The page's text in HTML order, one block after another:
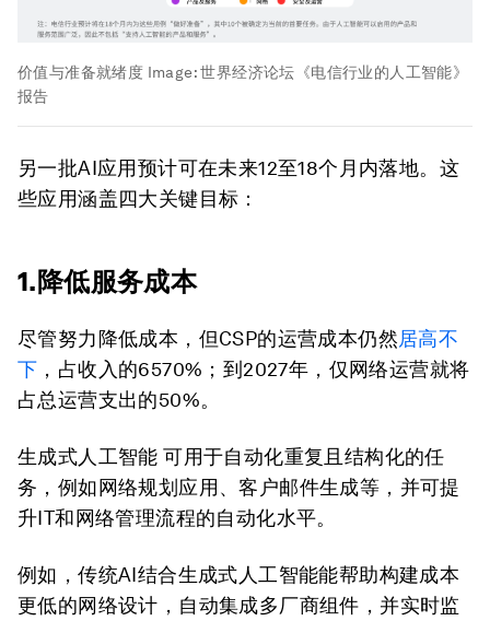
价值与准备就绪度 Image:世界经济论坛《电信行业的人工智能》
报告
另一批AI应用预计可在未来12至18个月内落地。这
些应用涵盖四大关键目标：
1.降低服务成本
尽管努力降低成本，但CSP的运营成本仍然居高不
下 ，占收入的6570%；到2027年，仅网络运营就将
占总运营支出的50%。
生成式人工智能 可用于自动化重复且结构化的任
务，例如网络规划应用、客户邮件生成等，并可提
升IT和网络管理流程的自动化水平。
例如，传统AI结合生成式人工智能能帮助构建成本
更低的网络设计，自动集成多厂商组件，并实时监